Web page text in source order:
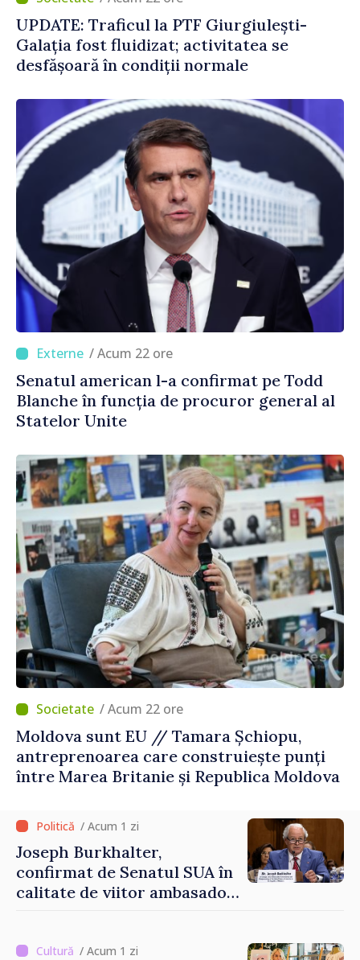
UPDATE: Traficul la PTF Giurgiulești-
Galația fost fluidizat; activitatea se
desfășoară în condiții normale
/ Acum 22 ore
Senatul american l-a confirmat pe Todd
Blanche în funcția de procuror general al
Statelor Unite
/ Acum 22 ore
Moldova sunt EU // Tamara Șchiopu,
antreprenoarea care construiește punți
între Marea Britanie și Republica Moldova
/ Acum 1 zi
Joseph Burkhalter,
confirmat de Senatul SUA în
calitate de viitor ambasador
/ Acum 1 zi